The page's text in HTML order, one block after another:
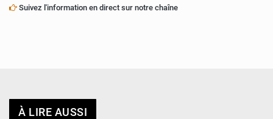
Suivez l'information en direct sur notre chaîne
À LIRE AUSSI